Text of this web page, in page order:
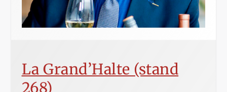
La Grand’Halte (stand
268)